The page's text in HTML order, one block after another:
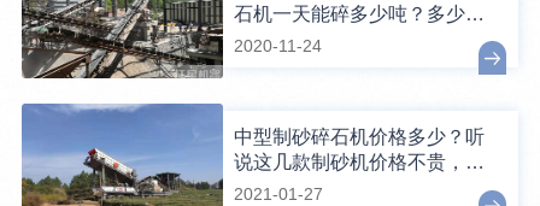
石机一天能碎多少吨？多少钱
一台？
2020-11-24
中型制砂碎石机价格多少？听
说这几款制砂机价格不贵，还
好用
2021-01-27